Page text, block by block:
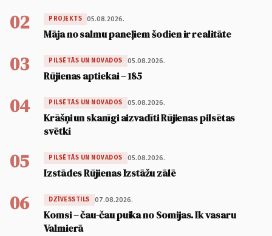
02 PROJEKTS 05.08.2026.
Māja no salmu paneļiem šodien ir realitāte
03 PILSĒTĀS UN NOVADOS 05.08.2026.
Rūjienas aptiekai – 185
04 PILSĒTĀS UN NOVADOS 05.08.2026.
Krāšņi un skanīgi aizvadīti Rūjienas pilsētas
svētki
05 PILSĒTĀS UN NOVADOS 05.08.2026.
Izstādes Rūjienas Izstāžu zālē
06 DZĪVESSTILS 07.08.2026.
Komsi – čau-čau puika no Somijas. Ik vasaru
Valmierā